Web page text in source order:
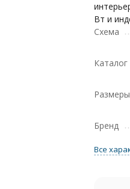
Вт и
Схема
Каталог
Размеры
Бренд
Все